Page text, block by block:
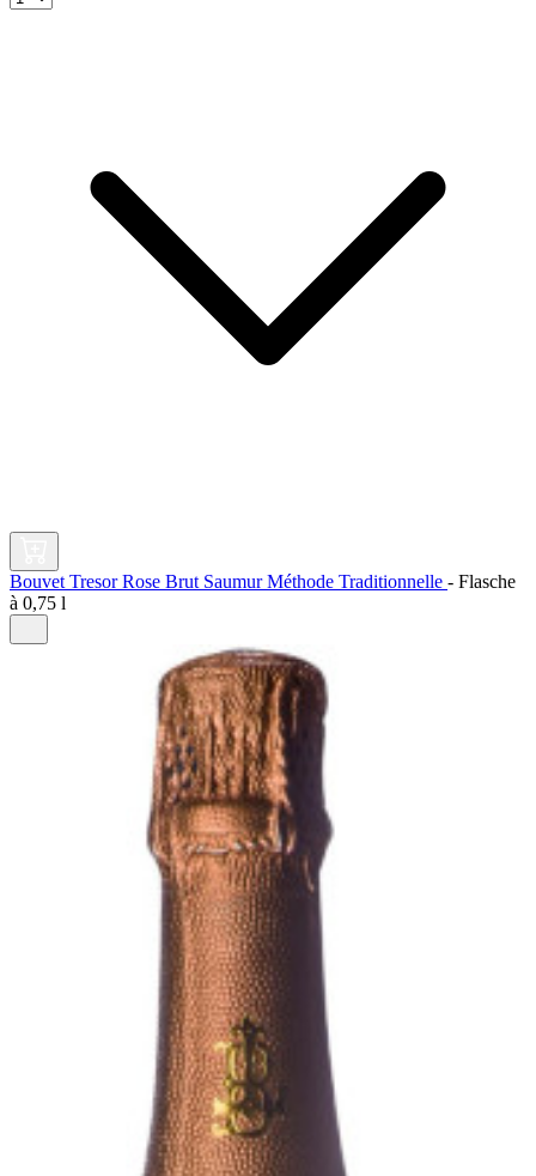
Bouvet Tresor Rose Brut Saumur Méthode Traditionnelle - Flasche
à 0,75 l